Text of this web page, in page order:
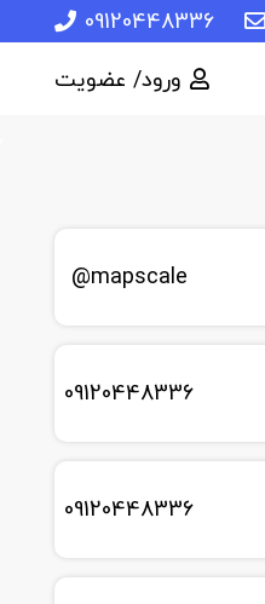
09120448336
ورود/ عضویت
mapscale@
09120448336
09120448336